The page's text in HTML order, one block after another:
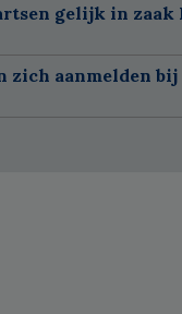
gelijk in
zich aanmelden